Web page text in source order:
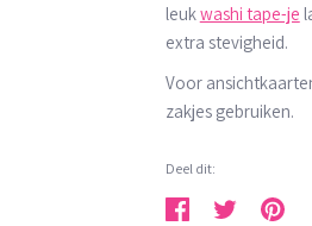
leukwashi tape-je
extra stevigheid.
Voor
zakjes gebruiken.
Deel dit: